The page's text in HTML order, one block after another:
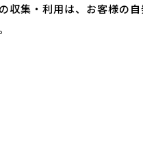
集・利用は、お客様の